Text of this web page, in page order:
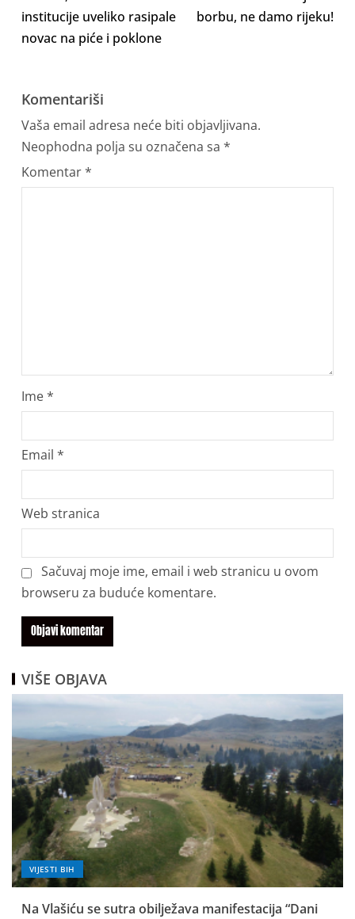
institucije uveliko rasipale
novac na piće i poklone
borbu, ne damo rijeku!
Komentariši
Vaša email adresa neće biti objavljivana.
Neophodna polja su označena sa *
Komentar*
Ime*
Email *
Web stranica
Sačuvaj moje ime, email i web stranicu u ovom
browseru za buduće komentare.
VIŠE OBJAVA
VIJESTI BIH
Na Vlašiću se sutra obilježava manifestacija “Dani